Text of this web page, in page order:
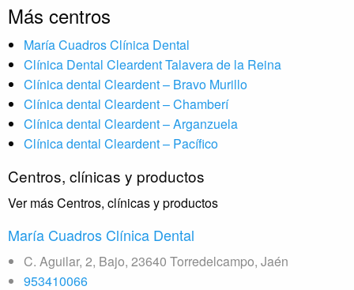
Más centros
María Cuadros Clínica Dental
Clínica Dental Cleardent Talavera de la Reina
Clínica dental Cleardent – Bravo Murillo
Clínica dental Cleardent – Chamberí
Clínica dental Cleardent – Arganzuela
Clínica dental Cleardent – Pacífico
Centros, clínicas y productos
Ver más Centros, clínicas y productos
María Cuadros Clínica Dental
C. Aguilar, 2, Bajo, 23640 Torredelcampo, Jaén
953410066